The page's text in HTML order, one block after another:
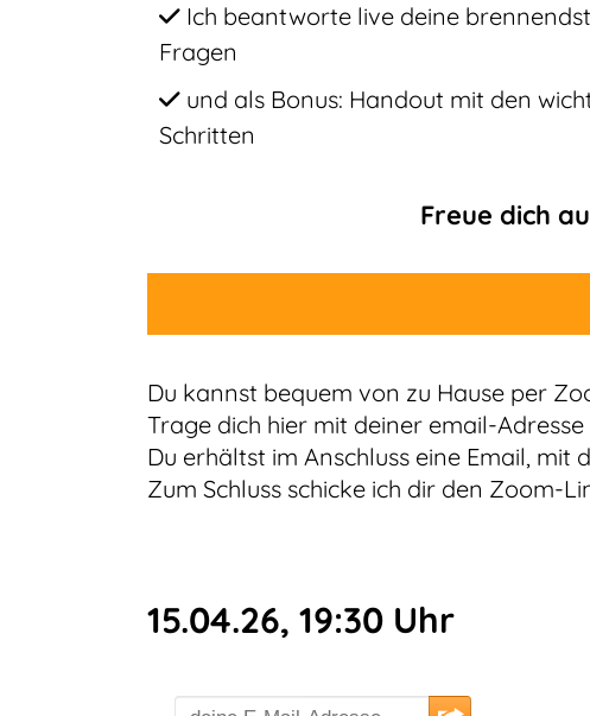
Ich beantworte live deine
Fragen
und als Bonus: Handout mit den
Schritten
Freue dich
Du kannst bequem von zu Hause per
Trage dich hier mit deiner email-Adresse
Du erhältst im Anschluss eine Email,
Zum Schluss schicke ich dir den Zoom-
15.04.26, 19:30 Uhr